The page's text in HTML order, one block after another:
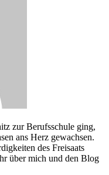
zur Berufsschule ging,
ans Herz gewachsen.
des Freisaats
über mich und den Blog